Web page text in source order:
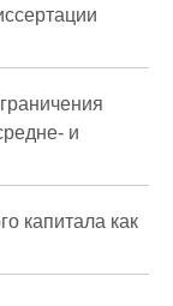
и
капитала как